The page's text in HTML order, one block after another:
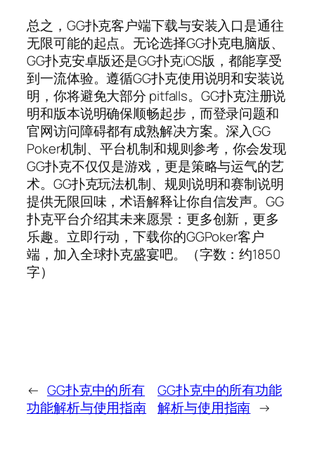
总之，GG扑克客户端下载与安装入口是通往
无限可能的起点。无论选择GG扑克电脑版、
GG扑克安卓版还是GG扑克iOS版，都能享受
到一流体验。遵循GG扑克使用说明和安装说
明，你将避免大部分 pitfalls。GG扑克注册说
明和版本说明确保顺畅起步，而登录问题和
官网访问障碍都有成熟解决方案。深入GG
Poker机制、平台机制和规则参考，你会发现
GG扑克不仅仅是游戏，更是策略与运气的艺
术。GG扑克玩法机制、规则说明和赛制说明
提供无限回味，术语解释让你自信发声。GG
扑克平台介绍其未来愿景：更多创新，更多
乐趣。立即行动，下载你的GGPoker客户
端，加入全球扑克盛宴吧。（字数：约1850
字）
← GG扑克中的所有
功能解析与使用指南
GG扑克中的所有功能
解析与使用指南 →